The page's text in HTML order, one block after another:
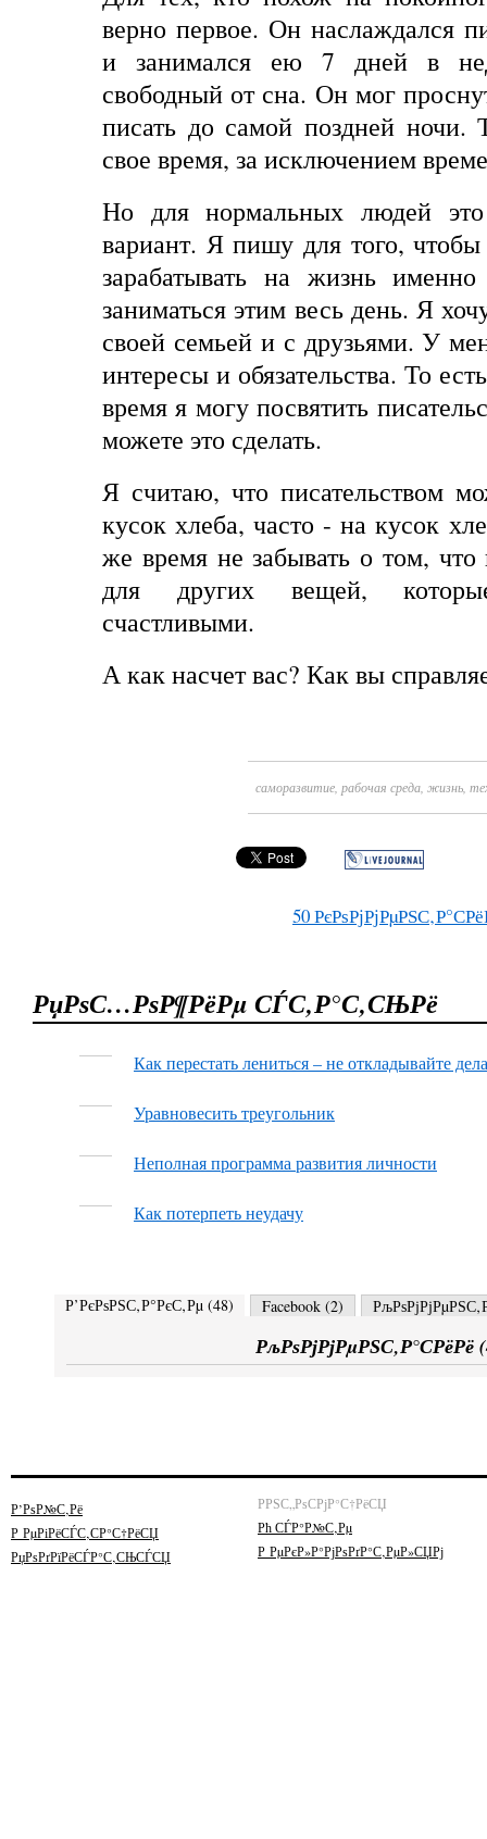
верно первое. Он наслаждался
и занимался ею 7 дней в
свободный от сна. Он мог
писать до самой поздней ночи.
свое время, за исключением
Но для нормальных людей
вариант. Я пишу для того,
зарабатывать на жизнь
заниматься этим весь день. Я
своей семьей и с друзьями. У
интересы и обязательства. То
время я могу посвятить
можете это сделать.
Я считаю, что писательством
кусок хлеба, часто - на кусок
же время не забывать о том, что
для других вещей,
счастливыми.
А как насчет вас? Как вы
саморазвитие, рабочая среда, жизнь,
50
РџРѕС…РѕР¶РёРµ СЃС‚Р°С‚СЊРё
Как перестать лениться – не откладывайте
Уравновесить треугольник
Неполная программа развития личности
Как потерпеть неудачу
Р’РєРѕРЅС‚Р°РєС‚Рµ (48) Facebook (2)
РљРѕРјРјРµРЅС‚Р°СРёРё (
Р’РѕР№С‚Рё
Р РµРіРёСЃС‚СР°С†РёСЏ
РџРѕРґРїРёСЃР°С‚СЊСЃСЏ
РРЅС„РѕСРјР°С†РёСЏ
Рћ СЃР°Р№С‚Рµ
Р РµРєР»Р°РјРѕРґР°С‚РµР»СЏРј